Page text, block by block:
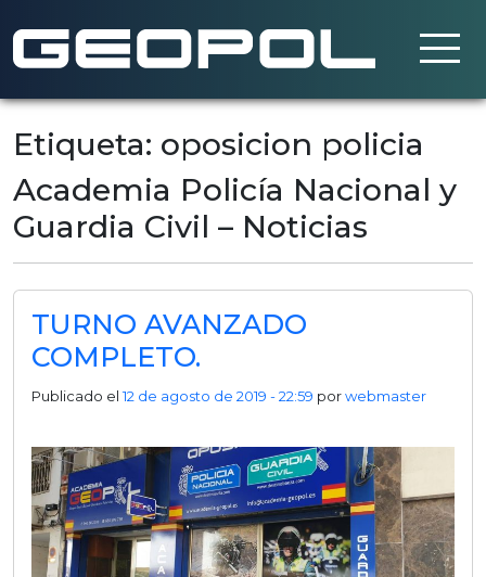
Saltar al contenido principal
Etiqueta: oposicion policia
Academia Policía Nacional y
Guardia Civil – Noticias
TURNO AVANZADO
COMPLETO.
Publicado el12 de agosto de 2019 - 22:59 porwebmaster